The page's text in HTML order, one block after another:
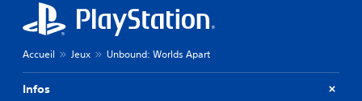
Accueil Jeux Unbound: Worlds Apart
Infos